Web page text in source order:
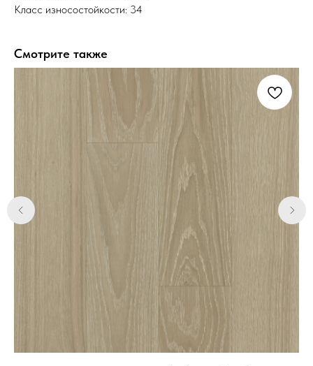
Класс износостойкости: 34
Смотрите также